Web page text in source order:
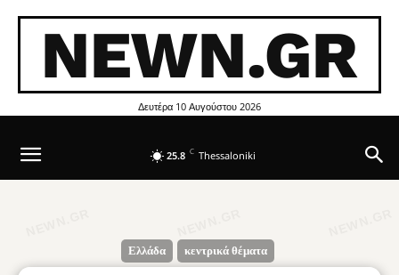
NEWN.GR
Δευτέρα 10 Αυγούστου 2026
25.8 C Thessaloniki
Ελλάδα κεντρικά θέματα